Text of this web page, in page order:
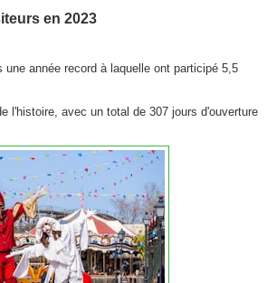
en 2023
année record à laquelle ont participé 5,5
l'histoire, avec un total de 307 jours d'ouverture